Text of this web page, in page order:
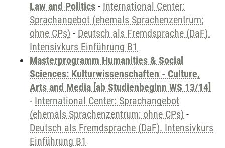
Law and Politics - International Center:
Sprachangebot (ehemals Sprachenzentrum;
ohne CPs) - Deutsch als Fremdsprache (DaF).
Intensivkurs Einführung B1
Masterprogramm Humanities & Social
Sciences: Kulturwissenschaften - Culture,
Arts and Media [ab Studienbeginn WS 13/14]
- International Center: Sprachangebot
(ehemals Sprachenzentrum; ohne CPs) -
Deutsch als Fremdsprache (DaF). Intensivkurs
Einführung B1